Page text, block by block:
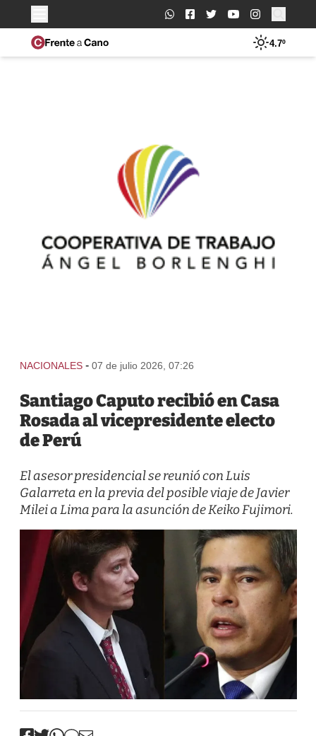
Buscar:
4.7º
NACIONALES - 07 de julio 2026, 07:26
Santiago Caputo recibió en Casa
Rosada al vicepresidente electo
de Perú
El asesor presidencial se reunió con Luis
Galarreta en la previa del posible viaje de Javier
Milei a Lima para la asunción de Keiko Fujimori.